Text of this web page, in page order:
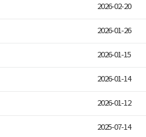
2026-02-20
2026-01-26
2026-01-15
2026-01-14
2026-01-12
2025-07-14